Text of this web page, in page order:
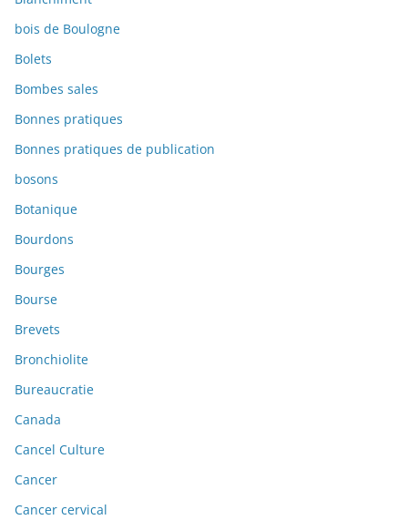
bois de Boulogne
Bolets
Bombes sales
Bonnes pratiques
Bonnes pratiques de publication
bosons
Botanique
Bourdons
Bourges
Bourse
Brevets
Bronchiolite
Bureaucratie
Canada
Cancel Culture
Cancer
Cancer cervical